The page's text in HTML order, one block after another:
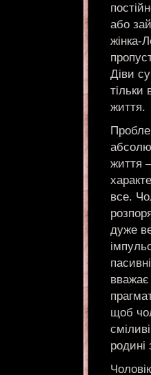
або
жінка-
Діви
тільки
життя.
життя
все.
дуже
щоб
родині